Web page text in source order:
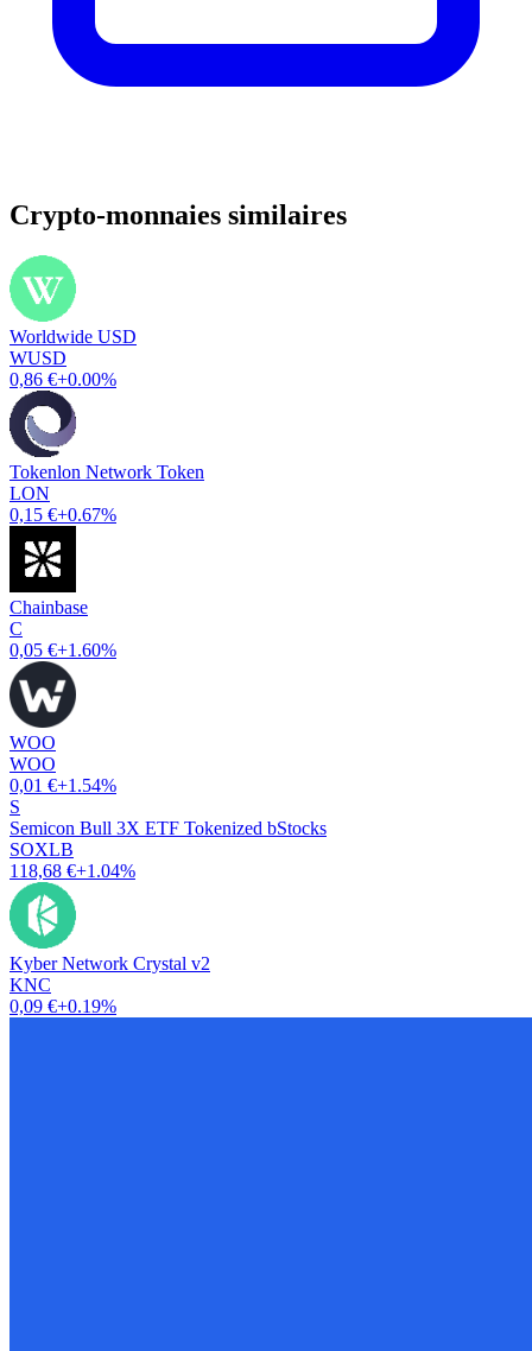
Crypto-monnaies similaires
Worldwide USD
WUSD
0,86 €+0.00%
Tokenlon Network Token
LON
0,15 €+0.67%
Chainbase
C
0,05 €+1.60%
WOO
WOO
0,01 €+1.54%
S
Semicon Bull 3X ETF Tokenized bStocks
SOXLB
118,68 €+1.04%
Kyber Network Crystal v2
KNC
0,09 €+0.19%